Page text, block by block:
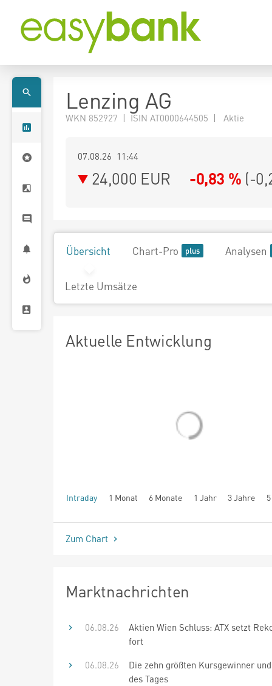
Lenzing AG
WKN 852927 | ISIN AT0000644505 | Aktie
07.08.26 11:44
24,000 EUR -0,83 % (-
Übersicht Chart-Pro Analysen
Letzte Umsätze
Aktuelle Entwicklung
Intraday 1 Monat 6 Monate 1 Jahr 3 Jahre
seit Beginn
Zum Chart
Marktnachrichten
06.08.26
Aktien Wien Schluss: ATX setzt
fort
06.08.26
Die zehn größten Kursgewinner
des Tages